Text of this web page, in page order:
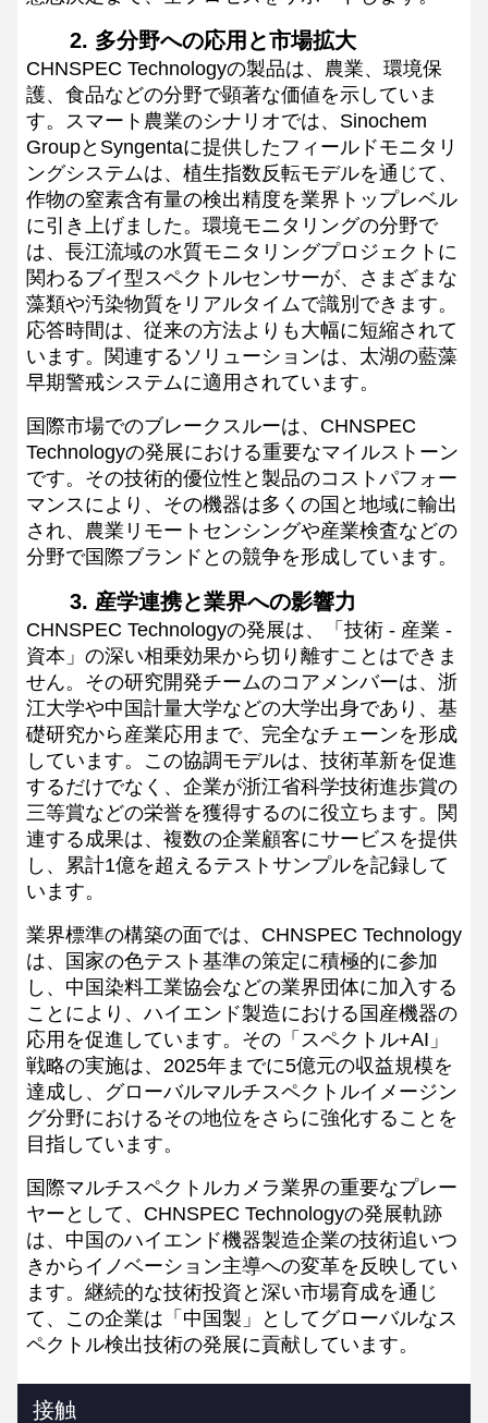
2. 多分野への応用と市場拡大
CHNSPEC Technologyの製品は、農業、環境保
護、食品などの分野で顕著な価値を示していま
す。スマート農業のシナリオでは、Sinochem
GroupとSyngentaに提供したフィールドモニタリ
ングシステムは、植生指数反転モデルを通じて、
作物の窒素含有量の検出精度を業界トップレベル
に引き上げました。環境モニタリングの分野で
は、長江流域の水質モニタリングプロジェクトに
関わるブイ型スペクトルセンサーが、さまざまな
藻類や汚染物質をリアルタイムで識別できます。
応答時間は、従来の方法よりも大幅に短縮されて
います。関連するソリューションは、太湖の藍藻
早期警戒システムに適用されています。
国際市場でのブレークスルーは、CHNSPEC
Technologyの発展における重要なマイルストーン
です。その技術的優位性と製品のコストパフォー
マンスにより、その機器は多くの国と地域に輸出
され、農業リモートセンシングや産業検査などの
分野で国際ブランドとの競争を形成しています。
3. 産学連携と業界への影響力
CHNSPEC Technologyの発展は、「技術 - 産業 -
資本」の深い相乗効果から切り離すことはできま
せん。その研究開発チームのコアメンバーは、浙
江大学や中国計量大学などの大学出身であり、基
礎研究から産業応用まで、完全なチェーンを形成
しています。この協調モデルは、技術革新を促進
するだけでなく、企業が浙江省科学技術進歩賞の
三等賞などの栄誉を獲得するのに役立ちます。関
連する成果は、複数の企業顧客にサービスを提供
し、累計1億を超えるテストサンプルを記録して
います。
業界標準の構築の面では、CHNSPEC Technology
は、国家の色テスト基準の策定に積極的に参加
し、中国染料工業協会などの業界団体に加入する
ことにより、ハイエンド製造における国産機器の
応用を促進しています。その「スペクトル+AI」
戦略の実施は、2025年までに5億元の収益規模を
達成し、グローバルマルチスペクトルイメージン
グ分野におけるその地位をさらに強化することを
目指しています。
国際マルチスペクトルカメラ業界の重要なプレー
ヤーとして、CHNSPEC Technologyの発展軌跡
は、中国のハイエンド機器製造企業の技術追いつ
きからイノベーション主導への変革を反映してい
ます。継続的な技術投資と深い市場育成を通じ
て、この企業は「中国製」としてグローバルなス
ペクトル検出技術の発展に貢献しています。
接触